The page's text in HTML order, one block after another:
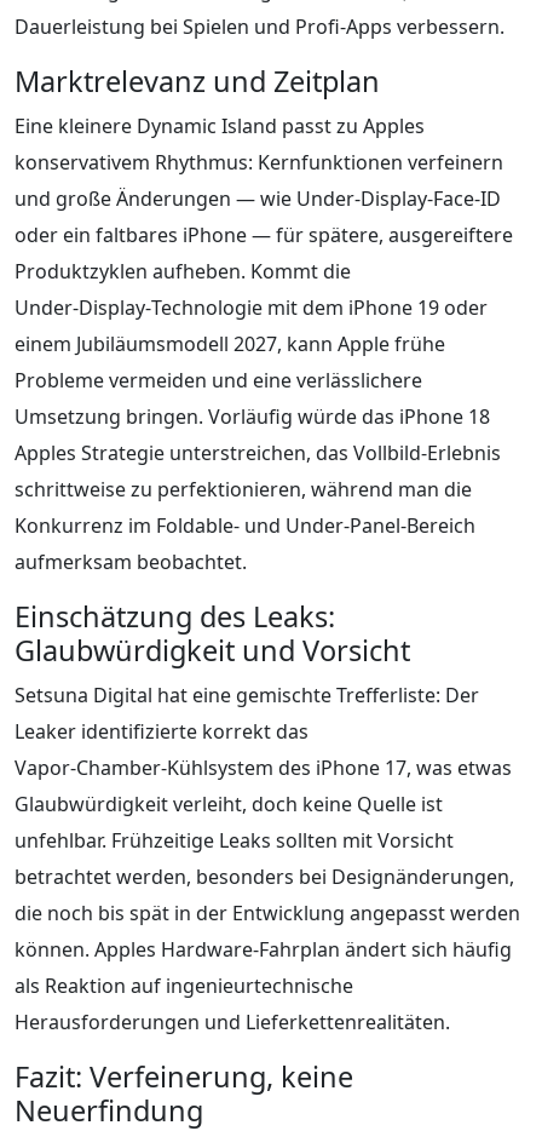
Dauerleistung bei Spielen und Profi‑Apps verbessern.
Marktrelevanz und Zeitplan
Eine kleinere Dynamic Island passt zu Apples
konservativem Rhythmus: Kernfunktionen verfeinern
und große Änderungen — wie Under‑Display‑Face‑ID
oder ein faltbares iPhone — für spätere, ausgereiftere
Produktzyklen aufheben. Kommt die
Under‑Display‑Technologie mit dem iPhone 19 oder
einem Jubiläumsmodell 2027, kann Apple frühe
Probleme vermeiden und eine verlässlichere
Umsetzung bringen. Vorläufig würde das iPhone 18
Apples Strategie unterstreichen, das Vollbild‑Erlebnis
schrittweise zu perfektionieren, während man die
Konkurrenz im Foldable‑ und Under‑Panel‑Bereich
aufmerksam beobachtet.
Einschätzung des Leaks:
Glaubwürdigkeit und Vorsicht
Setsuna Digital hat eine gemischte Trefferliste: Der
Leaker identifizierte korrekt das
Vapor‑Chamber‑Kühlsystem des iPhone 17, was etwas
Glaubwürdigkeit verleiht, doch keine Quelle ist
unfehlbar. Frühzeitige Leaks sollten mit Vorsicht
betrachtet werden, besonders bei Designänderungen,
die noch bis spät in der Entwicklung angepasst werden
können. Apples Hardware‑Fahrplan ändert sich häufig
als Reaktion auf ingenieurtechnische
Herausforderungen und Lieferkettenrealitäten.
Fazit: Verfeinerung, keine
Neuerfindung